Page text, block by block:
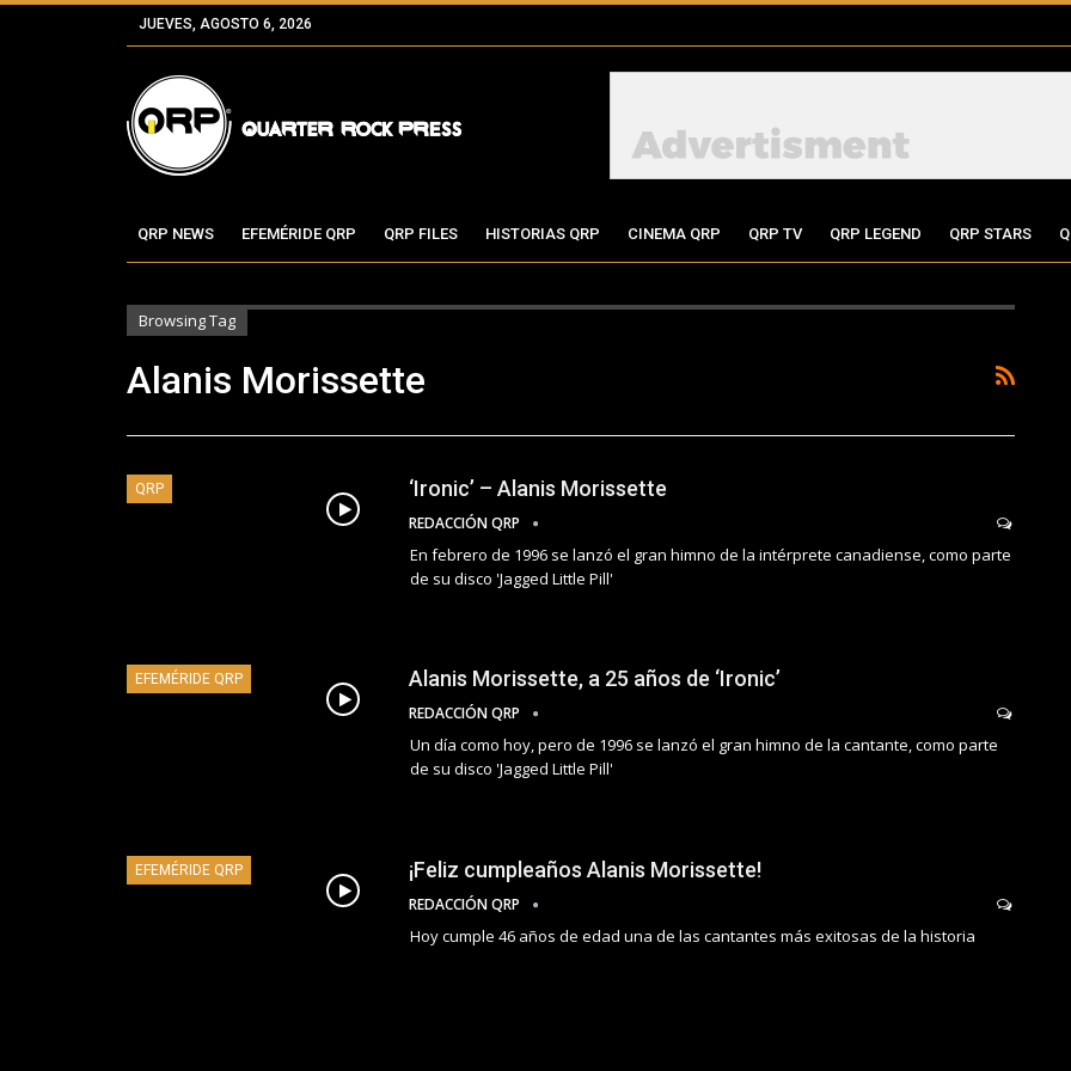
JUEVES, AGOSTO 6, 2026
QRP NEWS EFEMÉRIDE QRP QRP FILES HISTORIAS QRP CINEMA QRP QRP TV QRP LEGEND QRP STARS
Browsing Tag
Alanis Morissette
QRP ‘Ironic’ – Alanis Morissette
REDACCIÓN QRP
En febrero de 1996 se lanzó el gran himno de la intérprete canadiense, como parte
de su disco 'Jagged Little Pill'
EFEMÉRIDE QRP Alanis Morissette, a 25 años de ‘Ironic’
REDACCIÓN QRP
Un día como hoy, pero de 1996 se lanzó el gran himno de la cantante, como parte
de su disco 'Jagged Little Pill'
EFEMÉRIDE QRP ¡Feliz cumpleaños Alanis Morissette!
REDACCIÓN QRP
Hoy cumple 46 años de edad una de las cantantes más exitosas de la historia